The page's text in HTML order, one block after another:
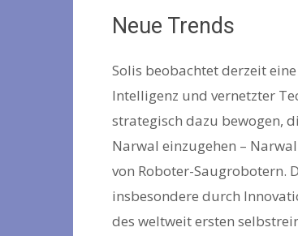
Neue Trends
Solis beobachtet derzeit
Intelligenz und vernetzter
strategisch dazu bewogen,
Narwal einzugehen –
von Roboter-Saugrobotern.
insbesondere durch
des weltweit ersten